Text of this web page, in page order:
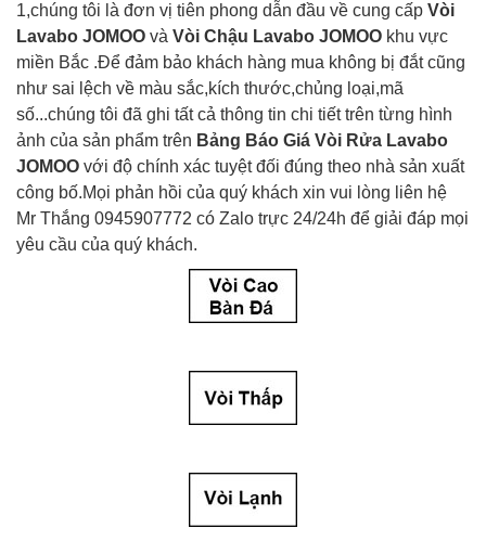
1,chúng tôi là đơn vị tiên phong dẫn đầu về cung cấp Vòi
Lavabo JOMOO và Vòi Chậu Lavabo JOMOO khu vực
miền Bắc .Để đảm bảo khách hàng mua không bị đắt cũng
như sai lệch về màu sắc,kích thước,chủng loại,mã
số...chúng tôi đã ghi tất cả thông tin chi tiết trên từng hình
ảnh của sản phẩm trên Bảng Báo Giá Vòi Rửa Lavabo
JOMOO với độ chính xác tuyệt đối đúng theo nhà sản xuất
công bố.Mọi phản hồi của quý khách xin vui lòng liên hệ
Mr Thắng 0945907772 có Zalo trực 24/24h để giải đáp mọi
yêu cầu của quý khách.